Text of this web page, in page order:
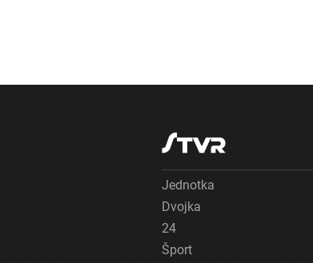
Jednotka
Dvojka
24
Šport